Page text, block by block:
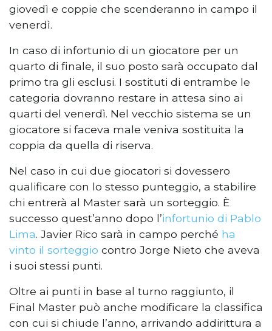
giovedì e coppie che scenderanno in campo il
venerdì.
In caso di infortunio di un giocatore per un
quarto di finale, il suo posto sarà occupato dal
primo tra gli esclusi. I sostituti di entrambe le
categoria dovranno restare in attesa sino ai
quarti del venerdì. Nel vecchio sistema se un
giocatore si faceva male veniva sostituita la
coppia da quella di riserva.
Nel caso in cui due giocatori si dovessero
qualificare con lo stesso punteggio, a stabilire
chi entrerà al Master sarà un sorteggio. È
successo quest’anno dopo l’infortunio di Pablo
Lima. Javier Rico sarà in campo perché ha
vinto il sorteggio contro Jorge Nieto che aveva
i suoi stessi punti.
Oltre ai punti in base al turno raggiunto, il
Final Master può anche modificare la classifica
con cui si chiude l’anno, arrivando addirittura a